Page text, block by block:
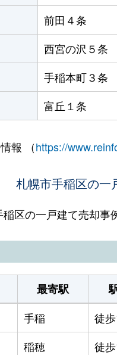
前田４条
西宮の沢５条
手稲本町３条
富丘１条
報 （https://
札幌市手稲区の一
区の一戸建て売却事
最寄駅
手稲 徒
稲穂 徒